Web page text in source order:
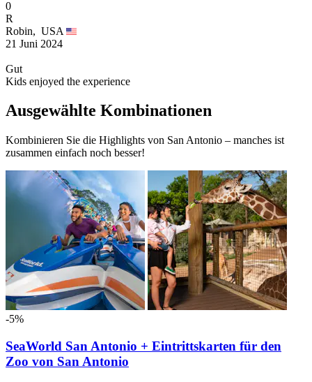
0
R
Robin, USA
21 Juni 2024
Gut
Kids enjoyed the experience
Ausgewählte Kombinationen
Kombinieren Sie die Highlights von San Antonio – manches ist
zusammen einfach noch besser!
-5%
SeaWorld San Antonio + Eintrittskarten für den
Zoo von San Antonio